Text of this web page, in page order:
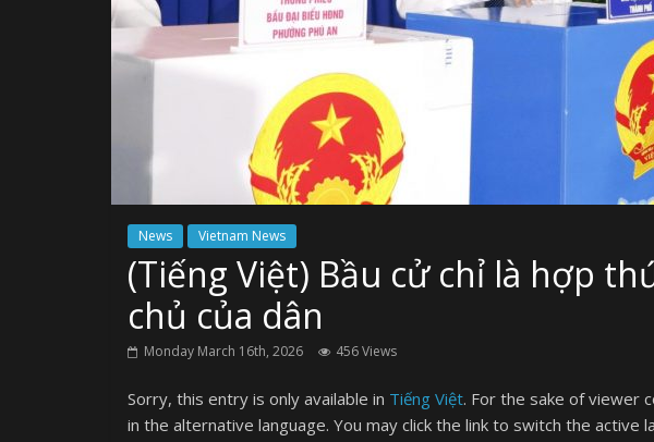
News Vietnam News
(Tiếng Việt) Bầu cử chỉ là hợp
chủ của dân
Monday March 16th, 2026 456 Views
Sorry, this entry is only available in Tiếng Việt. For the sake of viewer
in the alternative language. You may click the link to switch the active